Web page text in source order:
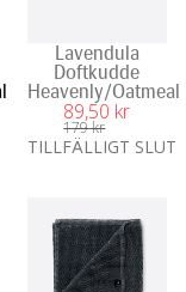
Lavendula
Doftkudde
Heavenly/Oatmeal
89,50 kr
179 kr
TILLFÄLLIGT SLUT